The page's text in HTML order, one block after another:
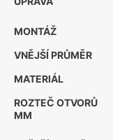
MONTÁŽ
VNĚJŠÍ PRŮMĚR
MATERIÁL
ROZTEČ OTVORŮ
MM